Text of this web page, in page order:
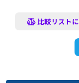
比較リスト